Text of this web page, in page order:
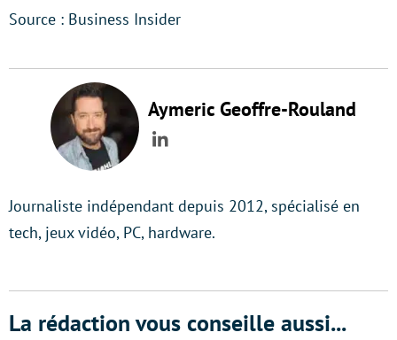
Source : Business Insider
Aymeric Geoffre-Rouland
LinkedIn
Journaliste indépendant depuis 2012, spécialisé en
tech, jeux vidéo, PC, hardware.
La rédaction vous conseille aussi...